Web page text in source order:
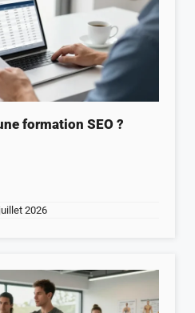
formation SEO ?
2026